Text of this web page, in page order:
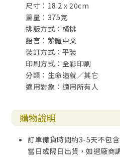
尺寸：18.2 x 20cm
重量：375克
排版方式：橫排
語言：繁體中文
裝訂方式：平裝
印刷方式：全彩印刷
分類：生命造就／其它
適用對象：適用所有人
購物說明
訂單備貨時間約3-5天不包
當日或隔日出貨，如遇廠商